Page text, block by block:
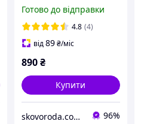
Готово до відправки
4.8 (4)
від89 ₴/міс
890 ₴
Купити
skovoroda.com.ua – все для кухні та дому 96%